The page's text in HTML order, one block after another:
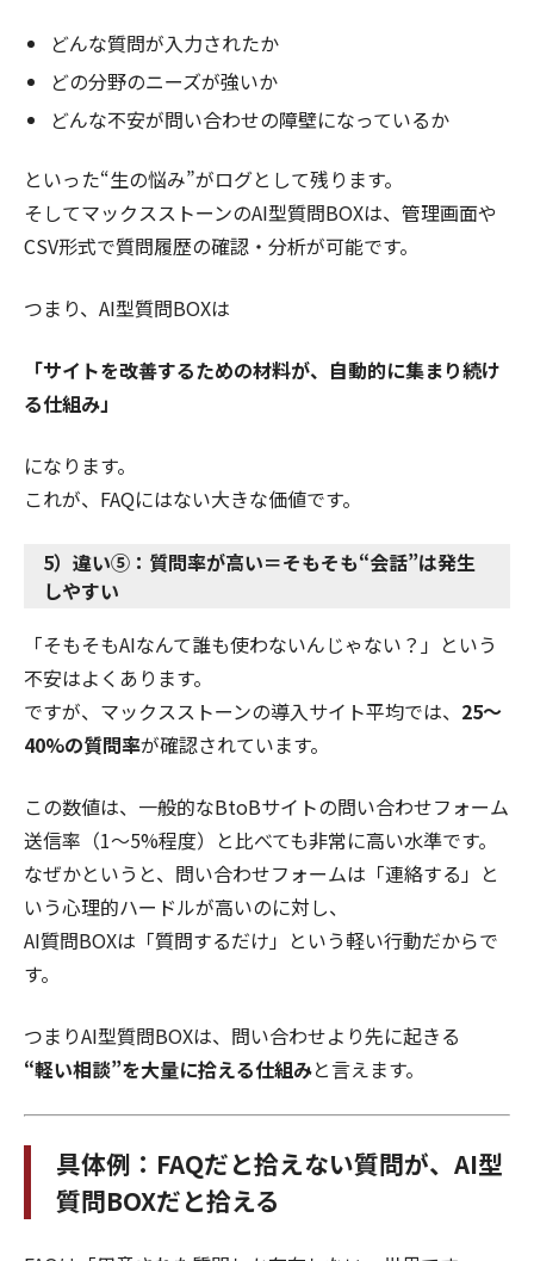
どんな質問が入力されたか
どの分野のニーズが強いか
どんな不安が問い合わせの障壁になっているか
といった“生の悩み”がログとして残ります。
そしてマックスストーンのAI型質問BOXは、管理画面や
CSV形式で質問履歴の確認・分析が可能です。
つまり、AI型質問BOXは
「サイトを改善するための材料が、自動的に集まり続け
る仕組み」
になります。
これが、FAQにはない大きな価値です。
5）違い⑤：質問率が高い＝そもそも“会話”は発生
しやすい
「そもそもAIなんて誰も使わないんじゃない？」という
不安はよくあります。
ですが、マックスストーンの導入サイト平均では、 25〜
40%の質問率が確認されています。
この数値は、一般的なBtoBサイトの問い合わせフォーム
送信率（1〜5%程度）と比べても非常に高い水準です。
なぜかというと、問い合わせフォームは「連絡する」と
いう心理的ハードルが高いのに対し、
AI質問BOXは「質問するだけ」という軽い行動だからで
す。
つまりAI型質問BOXは、問い合わせより先に起きる
“軽い相談”を大量に拾える仕組みと言えます。
具体例：FAQだと拾えない質問が、AI型
質問BOXだと拾える